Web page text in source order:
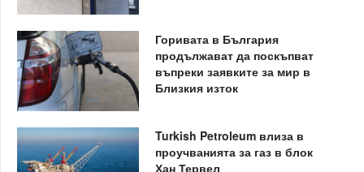
Горивата в България
продължават да поскъпват
въпреки заявките за мир в
Близкия изток
Turkish Petroleum влиза в
проучванията за газ в блок
Хан Тервел